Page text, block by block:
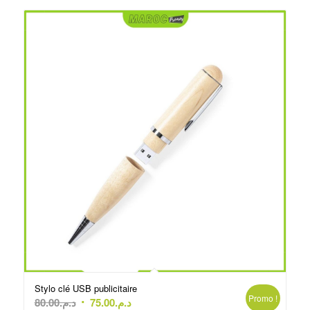
Stylo clé USB publicitaire
د.م.80.00
Le
د.م.75.00
Le
Promo !